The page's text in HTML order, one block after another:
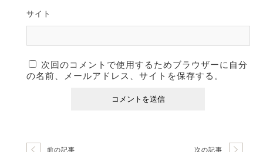
サイト
次回のコメントで使用するためブラウザーに自分
の名前、メールアドレス、サイトを保存する。
前の記事 次の記事